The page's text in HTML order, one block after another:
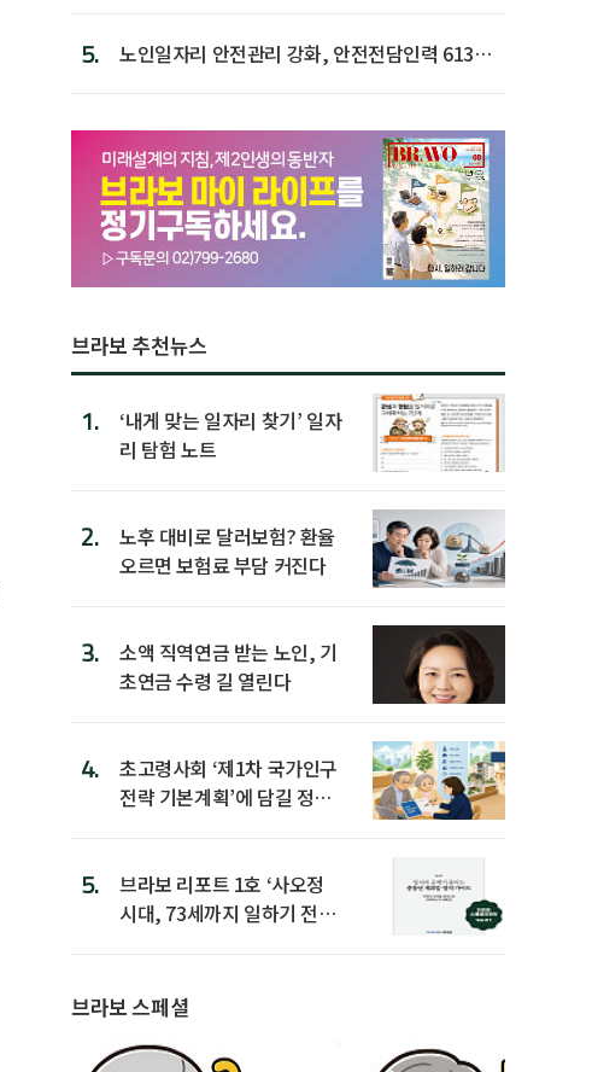
5.
노인일자리 안전관리 강화, 안전전담인력 613명
브라보 추천뉴스
1.
‘내게 맞는 일자리 찾기’ 일자
리 탐험 노트
2.
노후 대비로 달러보험? 환율
오르면 보험료 부담 커진다
3.
소액 직역연금 받는 노인, 기
초연금 수령 길 열린다
4.
초고령사회 ‘제1차 국가인구
전략 기본계획’에 담길 정책
5.
브라보 리포트 1호 ‘사오정
시대, 73세까지 일하기 전략’
브라보 스페셜